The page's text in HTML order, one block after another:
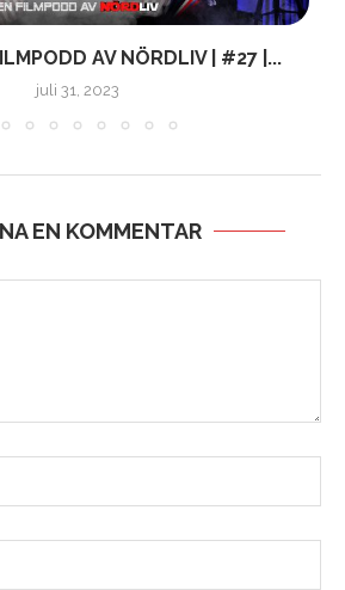
AV NÖRDLIV | #27 |...
juli 31, 2023
EN KOMMENTAR